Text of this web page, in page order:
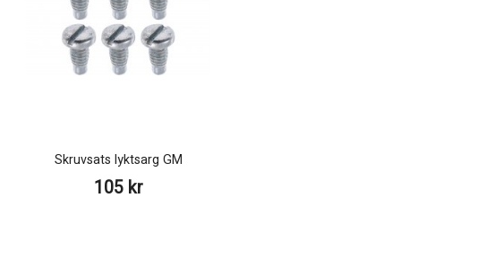
Skruvsats lyktsarg GM
105 kr